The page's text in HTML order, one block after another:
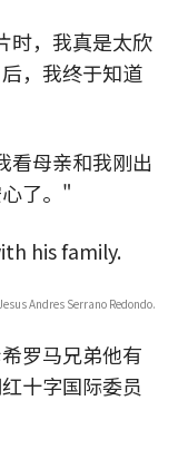
时，我真是太欣
，我终于知道
看母亲和我刚出
了。"
Andres Serrano Redondo.
罗马兄弟他有
十字国际委员